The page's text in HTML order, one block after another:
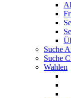
Suche
Suche
Wahlen